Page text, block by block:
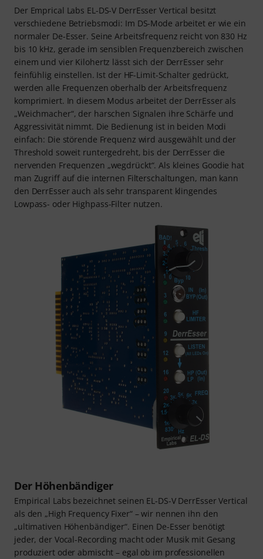
Der Emprical Labs EL-DS-V DerrEsser Vertical besitzt
verschiedene Betriebsmodi: Im DS-Mode arbeitet er wie ein
normaler De-Esser. Seine Arbeitsfrequenz reicht von 830 Hz
bis 10 kHz, gerade im sensiblen Frequenzbereich zwischen
einem und vier Kilohertz lässt sich der DerrEsser sehr
feinfühlig einstellen. Ist der HF-Limit-Schalter gedrückt,
werden alle Frequenzen oberhalb der Arbeitsfrequenz
komprimiert. In diesem Modus arbeitet der DerrEsser als
„Weichmacher“, der harschen Signalen ihre Schärfe und
Aggressivität nimmt. Die Bedienung ist in beiden Modi
einfach: Die störende Frequenz wird ausgewählt und der
Threshold soweit runtergedreht, bis der DerrEsser die
nervenden Frequenzen „wegdrückt“. Als kleines Goodie hat
man Zugriff auf die internen Filterschaltungen, man kann
den DerrEsser auch als sehr transparent klingendes
Lowpass- oder Highpass-Filter nutzen.
Der Höhenbändiger
Empirical Labs bezeichnet seinen EL-DS-V DerrEsser Vertical
als den „High Frequency Fixer“ – wir nennen ihn den
„ultimativen Höhenbändiger“. Einen De-Esser benötigt
jeder, der Vocal-Recording macht oder Musik mit Gesang
produziert oder abmischt – egal ob im professionellen